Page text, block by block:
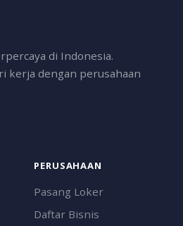
di Indonesia.
kerja dengan perusahaan
PERUSAHAAN
Pasang Loker
Daftar Bisnis